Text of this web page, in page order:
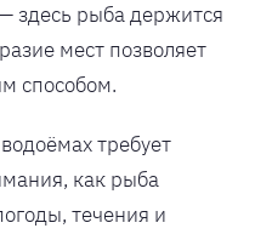
здесь рыба держится
мест позволяет
способом.
требует
как рыба
течения и